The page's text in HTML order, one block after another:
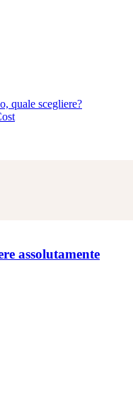
quale scegliere?
assolutamente